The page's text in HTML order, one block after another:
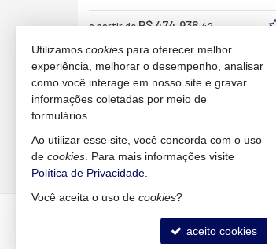
a partir de R$ 474.936, 42
13 imóveis encontrados
(nenhuma avaliação)
Cadastre-se e anuncie conosco
MANHÃES IMÓVEIS
Rua Expedicionário Holz, nº 550 -
Utilizamos cookies para oferecer melhor
experiência, melhorar o desempenho, analisar
como você interage em nosso site e gravar
informações coletadas por meio de
formulários.
Ao utilizar esse site, você concorda com o uso
de cookies . Para mais informações visite
Política de Privacidade
Você aceita o uso de cookies?
aceito cookies